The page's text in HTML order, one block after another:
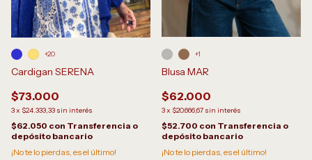
Cardigan SERENA
$73.000
3x $24.333,33 sin interés
$62.050 con Transferencia o
depósito bancario
¡No te lo pierdas, es el último!
+20
Blusa MAR
$62.000
3x $20.666,67 sin interés
$52.700 con Transferencia o
depósito bancario
¡No te lo pierdas, es el último!
+1